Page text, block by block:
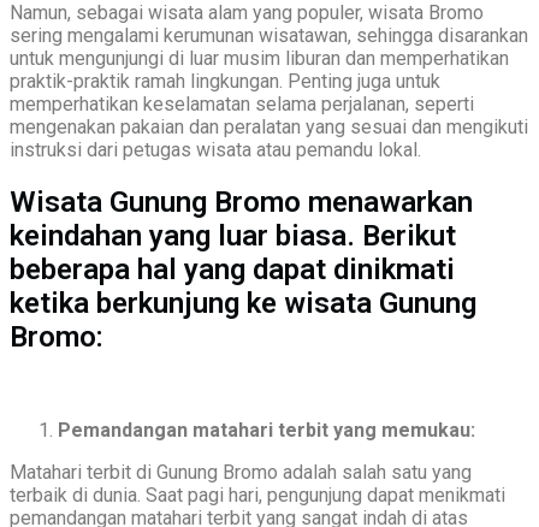
Namun, sebagai wisata alam yang populer, wisata Bromo
sering mengalami kerumunan wisatawan, sehingga disarankan
untuk mengunjungi di luar musim liburan dan memperhatikan
praktik-praktik ramah lingkungan. Penting juga untuk
memperhatikan keselamatan selama perjalanan, seperti
mengenakan pakaian dan peralatan yang sesuai dan mengikuti
instruksi dari petugas wisata atau pemandu lokal.
Wisata Gunung Bromo menawarkan
keindahan yang luar biasa. Berikut
beberapa hal yang dapat dinikmati
ketika berkunjung ke wisata Gunung
Bromo:
Pemandangan matahari terbit yang memukau:
Matahari terbit di Gunung Bromo adalah salah satu yang
terbaik di dunia. Saat pagi hari, pengunjung dapat menikmati
pemandangan matahari terbit yang sangat indah di atas